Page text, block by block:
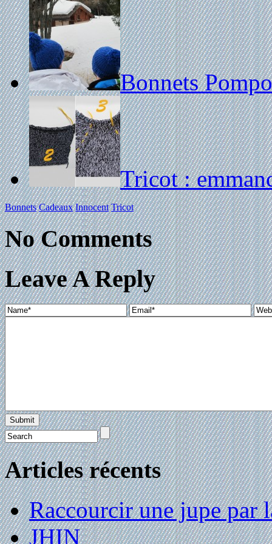
Bonnets
Tricot :
Bonnets Cadeaux Innocent Tricot
No Comments
Leave A Reply
Articles récents
Raccourcir une jupe par
JHIN